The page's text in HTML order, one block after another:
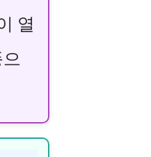
열